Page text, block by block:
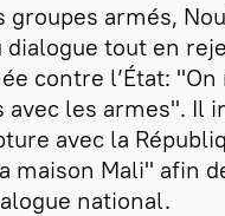
groupes armés,
dialogue tout en
contre l’État: "On
avec les armes". Il
avec la
maison Mali" afin
national.